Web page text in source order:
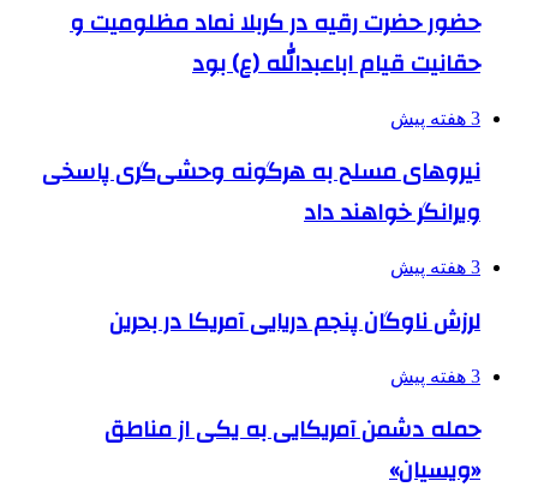
حضور حضرت رقیه در کربلا نماد مظلومیت و
حقانیت قیام اباعبدالله (ع) بود
3 هفته پیش
نیروهای مسلح به هرگونه وحشی‌گری پاسخی
ویرانگر خواهند داد
3 هفته پیش
لرزش ناوگان پنجم دریایی آمریکا در بحرین
3 هفته پیش
حمله دشمن آمریکایی به یکی از مناطق
«ویسیان»